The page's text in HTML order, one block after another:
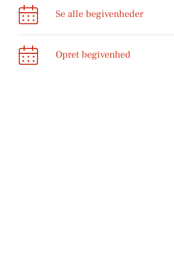
Se alle begivenheder
Opret begivenhed